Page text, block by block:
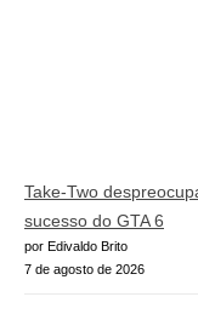
Take-Two
sucesso do GTA 6
por Edivaldo Brito
7 de agosto de 2026